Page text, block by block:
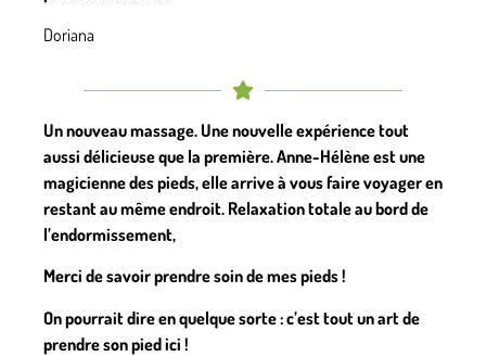
Doriana
Un nouveau massage. Une nouvelle expérience tout
aussi délicieuse que la première. Anne-Hélène est une
magicienne des pieds, elle arrive à vous faire voyager en
restant au même endroit. Relaxation totale au bord de
l’endormissement,
Merci de savoir prendre soin de mes pieds !
On pourrait dire en quelque sorte : c’est tout un art de
prendre son pied ici !